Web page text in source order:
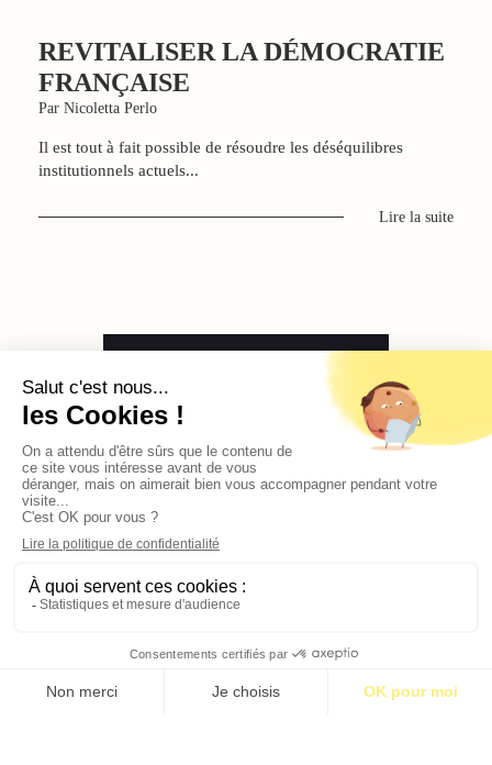
REVITALISER LA DÉMOCRATIE
FRANÇAISE
Par Nicoletta Perlo
Il est tout à fait possible de résoudre les déséquilibres
institutionnels actuels...
Lire la suite
Contact Qui sommes-nous ?
2026 © BASTILLE MEDIA |Mentions légales |Politique de confidentialité
S’abonner pour 1€ S’abonner